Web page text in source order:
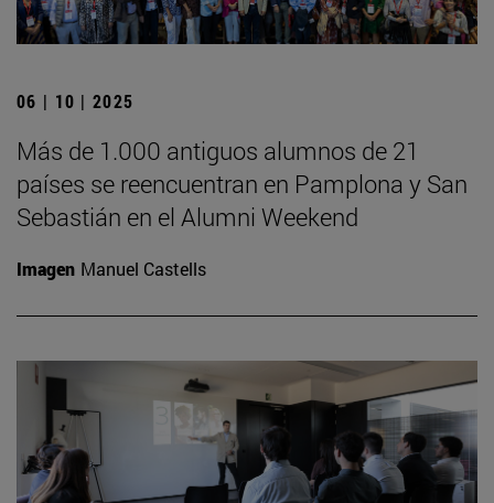
06 | 10 | 2025
Más de 1.000 antiguos alumnos de 21
países se reencuentran en Pamplona y San
Sebastián en el Alumni Weekend
Imagen Manuel Castells